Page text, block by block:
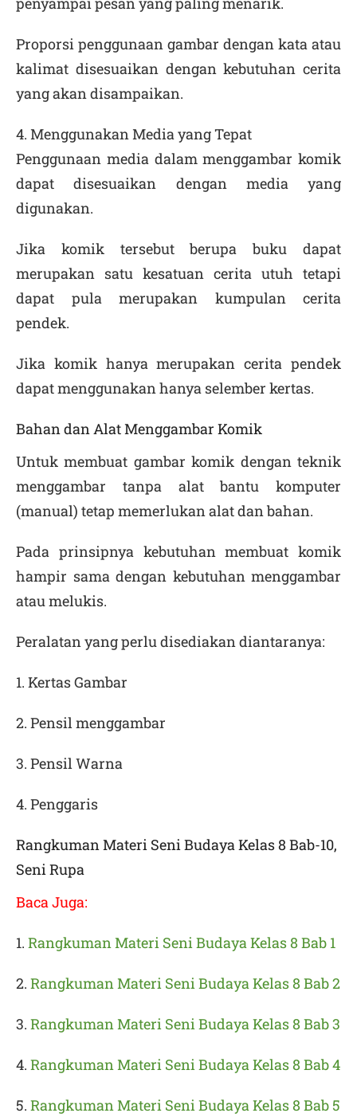
Proporsi penggunaan gambar dengan kata atau
kalimat disesuaikan dengan kebutuhan cerita
yang akan disampaikan.
4. Menggunakan Media yang Tepat
Penggunaan media dalam menggambar komik
dapat disesuaikan dengan media yang
digunakan.
Jika komik tersebut berupa buku dapat
merupakan satu kesatuan cerita utuh tetapi
dapat pula merupakan kumpulan cerita
pendek.
Jika komik hanya merupakan cerita pendek
dapat menggunakan hanya selember kertas.
Bahan dan Alat Menggambar Komik
Untuk membuat gambar komik dengan teknik
menggambar tanpa alat bantu komputer
(manual) tetap memerlukan alat dan bahan.
Pada prinsipnya kebutuhan membuat komik
hampir sama dengan kebutuhan menggambar
atau melukis.
Peralatan yang perlu disediakan diantaranya:
1. Kertas Gambar
2. Pensil menggambar
3. Pensil Warna
4. Penggaris
Rangkuman Materi Seni Budaya Kelas 8 Bab-10,
Seni Rupa
Baca Juga:
1. Rangkuman Materi Seni Budaya Kelas 8 Bab 1
2. Rangkuman Materi Seni Budaya Kelas 8 Bab 2
3. Rangkuman Materi Seni Budaya Kelas 8 Bab 3
4. Rangkuman Materi Seni Budaya Kelas 8 Bab 4
5. Rangkuman Materi Seni Budaya Kelas 8 Bab 5